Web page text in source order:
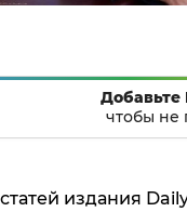
Добавьте
чтобы не
издания